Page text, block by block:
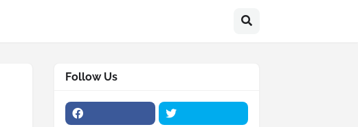
Follow Us